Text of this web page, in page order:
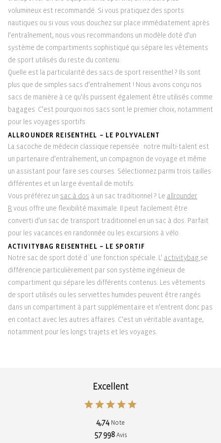
volumineux est recommandé. Si vous pratiquez des sports
nautiques ou si vous vous douchez sur place immédiatement après
l'entraînement, nous vous recommandons un modèle doté d'un
système de compartiments sophistiqué qui sépare les vêtements
de sport utilisés du reste du contenu.
Quelle est la particularité des sacs de sport reisenthel ? Ils sont
plus que de simples sacs d'entraînement ! Nous avons conçu nos
sacs de manière à ce qu'ils puissent également être utilisés comme
bagages. C'est pourquoi nos sacs sont le premier choix, notamment
pour les voyages sportifs.
ALLROUNDER REISENTHEL – LE POLYVALENT
La sacoche de médecin classique repensée : notre multi-talent est
un partenaire d'entraînement, un compagnon de voyage et même
un assistant pour faire ses courses. Sélectionnez parmi trois tailles
différentes et un large éventail de motifs.
Vous préférez un sac à dos à un sac traditionnel ? Le allrounder
R vous offre une flexibilité maximale. Il peut facilement être
converti d'un sac de transport traditionnel en un sac à dos. Parfait
pour les vacances en randonnée ou les excursions à vélo.
ACTIVITYBAG REISENTHEL – LE SPORTIF
Notre sac de sport doté d´une fonction spéciale. L' activitybag se
différencie particulièrement par son système ingénieux de
compartiment qui sépare les différents contenus. Les vêtements
de sport utilisés ou les serviettes humides peuvent être rangés
dans un compartiment à part supplémentaire et n'entrent donc pas
en contact avec les autres affaires. C'est un véritable avantage,
notamment pour les longs trajets et les voyages.
Excellent
4,74 Note
57 998Avis